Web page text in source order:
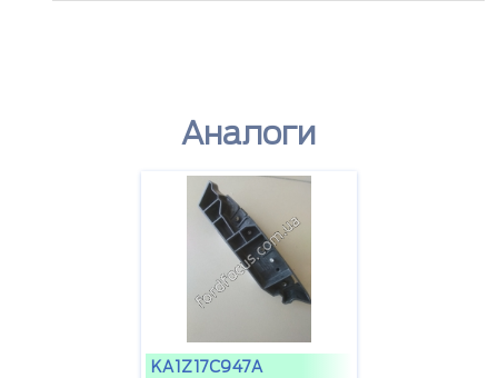
Аналоги
KA1Z17C947A